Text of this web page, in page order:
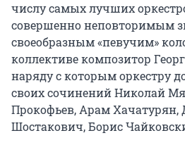
числу самых лучших
совершенно неповторимым
своеобразным «певучим»
коллективе композитор
наряду с которым оркестру
своих сочинений Николай
Прокофьев, Арам
Шостакович, Борис